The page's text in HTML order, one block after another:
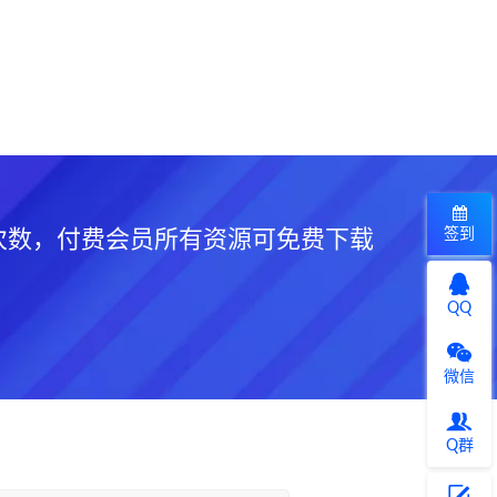
，付费会员所有资源可免费下载 签到
QQ
微信
Q群